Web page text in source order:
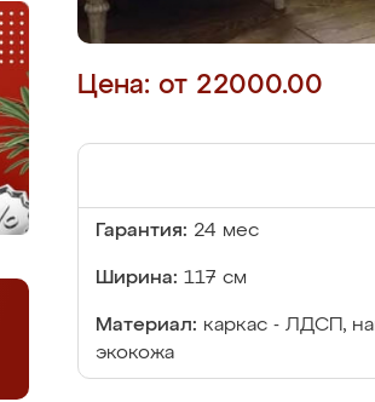
Цена: от 22000.00
Гарантия: 24 мес
Ширина: 117 см
Материал: каркас - ЛДСП,
экокожа